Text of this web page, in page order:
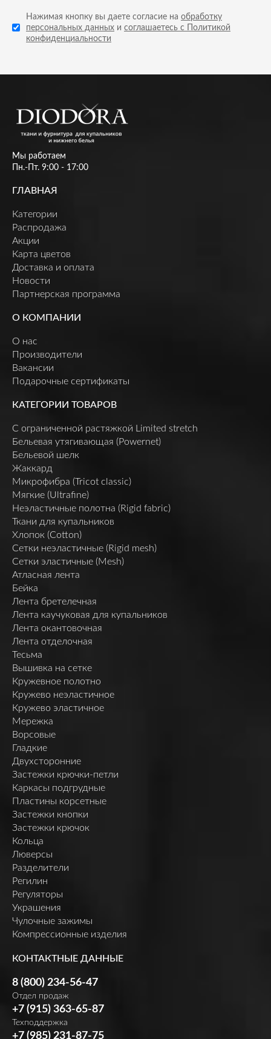
Нажимая кнопку вы даете согласие на обработку
персональных данных и соглашаетесь с Политикой
конфиденциальности
Мы работаем
Пн.-Пт. 9:00 - 17:00
ГЛАВНАЯ
Категории
Распродажа
Акции
Карта цветов
Доставка и оплата
Новости
Партнерская программа
О КОМПАНИИ
О нас
Производители
Вакансии
Подарочные сертификаты
КАТЕГОРИИ ТОВАРОВ
C ограниченной растяжкой Limited stretch
Бельевая утягивающая (Powernet)
Бельевой шелк
Жаккард
Микрофибра (Tricot classic)
Мягкие (Ultrafine)
Неэластичные полотна (Rigid fabric)
Ткани для купальников
Хлопок (Cotton)
Сетки неэластичные (Rigid mesh)
Сетки эластичные (Mesh)
Атласная лента
Бейка
Лента бретелечная
Лента каучуковая для купальников
Лента окантовочная
Лента отделочная
Тесьма
Вышивка на сетке
Кружевное полотно
Кружево неэластичное
Кружево эластичное
Мережка
Ворсовые
Гладкие
Двухсторонние
Застежки крючки-петли
Каркасы подгрудные
Пластины корсетные
Застежки кнопки
Застежки крючок
Кольца
Люверсы
Разделители
Регилин
Регуляторы
Украшения
Чулочные зажимы
Компрессионные изделия
КОНТАКТНЫЕ ДАННЫЕ
8 (800) 234-56-47
Отдел продаж
+7 (915) 363-65-87
Техподдержка
+7 (985) 231-87-75